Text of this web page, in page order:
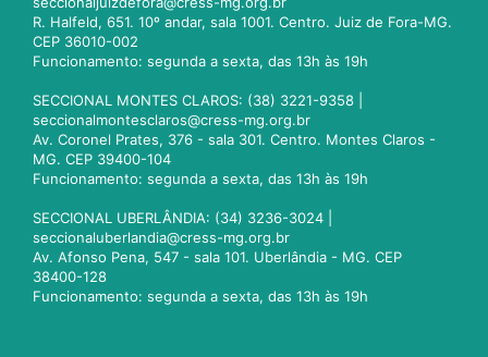
R. Halfeld, 651. 10º andar, sala 1001. Centro. Juiz de Fora-MG.
CEP 36010-002
Funcionamento: segunda a sexta, das 13h às 19h
SECCIONAL MONTES CLAROS: (38) 3221-9358 |
seccionalmontesclaros@cress-mg.org.br
Av. Coronel Prates, 376 - sala 301. Centro. Montes Claros -
MG. CEP 39400-104
Funcionamento: segunda a sexta, das 13h às 19h
SECCIONAL UBERLÂNDIA: (34) 3236-3024 |
seccionaluberlandia@cress-mg.org.br
Av. Afonso Pena, 547 - sala 101. Uberlândia - MG. CEP
38400-128
Funcionamento: segunda a sexta, das 13h às 19h